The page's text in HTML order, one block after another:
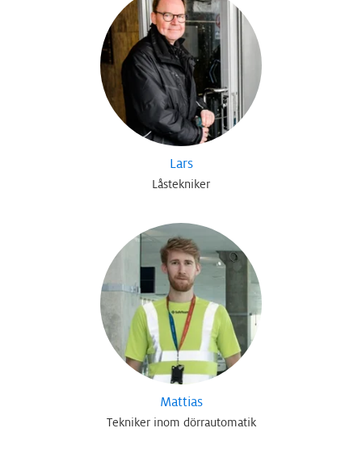
Lars
Låstekniker
Mattias
Tekniker inom dörrautomatik